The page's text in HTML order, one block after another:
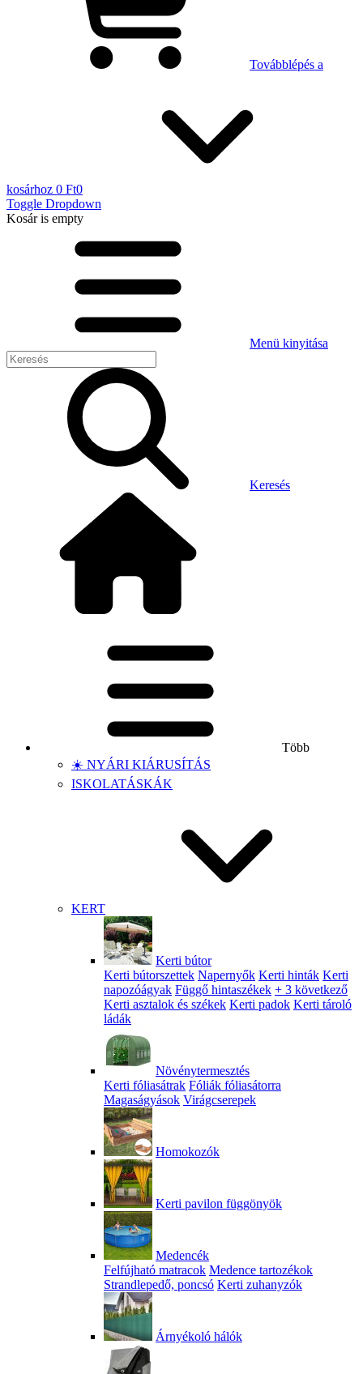
Továbblépés a
kosárhoz 0 Ft0
Toggle Dropdown
Kosáris empty
Menü kinyitása
Keresés
Több
☀️ NYÁRI KIÁRUSÍTÁS
ISKOLATÁSKÁK
KERT
Kerti bútor
Kerti bútorszettek Napernyők Kerti hinták Kerti
napozóágyak Függő hintaszékek + 3 következő
Kerti asztalok és székek Kerti padok Kerti tároló
ládák
Növénytermesztés
Kerti fóliasátrak Fóliák fóliasátorra
Magaságyások Virágcserepek
Homokozók
Kerti pavilon függönyök
Medencék
Felfújható matracok Medence tartozékok
Strandlepedő, poncsó Kerti zuhanyzók
Árnyékoló hálók